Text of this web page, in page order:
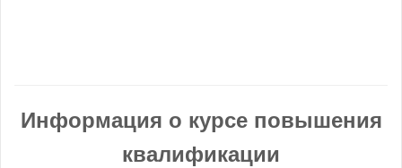
Информация о курсе повышения
квалификации